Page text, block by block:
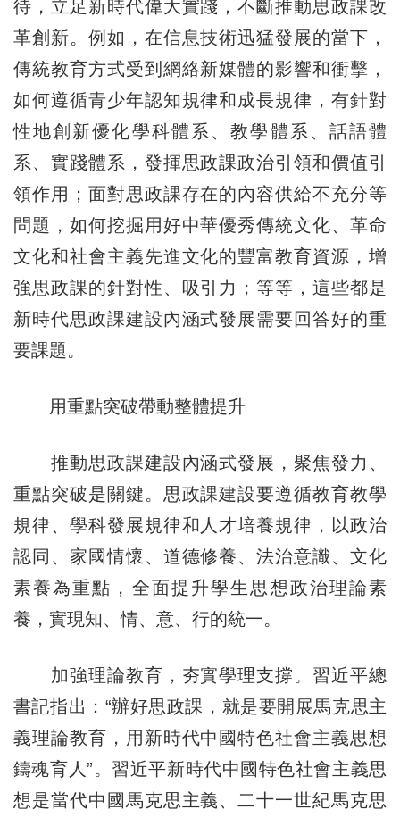
待，立足新時代偉大實踐，不斷推動思政課改
革創新。例如，在信息技術迅猛發展的當下，
傳統教育方式受到網絡新媒體的影響和衝擊，
如何遵循青少年認知規律和成長規律，有針對
性地創新優化學科體系、教學體系、話語體
系、實踐體系，發揮思政課政治引領和價值引
領作用；面對思政課存在的內容供給不充分等
問題，如何挖掘用好中華優秀傳統文化、革命
文化和社會主義先進文化的豐富教育資源，增
強思政課的針對性、吸引力；等等，這些都是
新時代思政課建設內涵式發展需要回答好的重
要課題。
用重點突破帶動整體提升
推動思政課建設內涵式發展，聚焦發力、
重點突破是關鍵。思政課建設要遵循教育教學
規律、學科發展規律和人才培養規律，以政治
認同、家國情懷、道德修養、法治意識、文化
素養為重點，全面提升學生思想政治理論素
養，實現知、情、意、行的統一。
加強理論教育，夯實學理支撐。習近平總
書記指出：“辦好思政課，就是要開展馬克思主
義理論教育，用新時代中國特色社會主義思想
鑄魂育人”。習近平新時代中國特色社會主義思
想是當代中國馬克思主義、二十一世紀馬克思